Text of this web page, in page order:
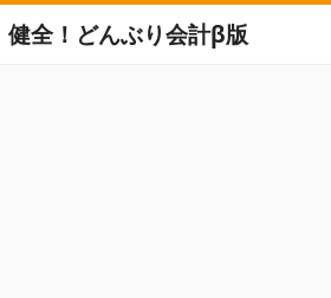
健全！どんぶり会計β版